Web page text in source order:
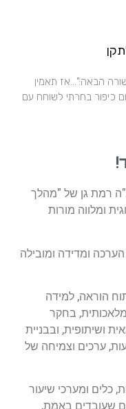
הבאה:"…אז תאמין
כיפור בחרתי לשוחח עם
רמת גן של "מהלך
ומלווה מורות
ומדידה ומובילה
הוראה, למידה
מלאכותית, בחקר
ושיתופית, ובבניית
ערכים וצמיחה של
כלים ומערכי שיעור
שעובדים באמת,